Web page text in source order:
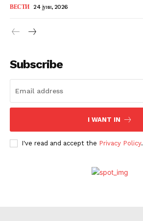
ВЕСТИ 24 јуни, 2026
Subscribe
I WANT IN
I've read and accept the Privacy Policy.